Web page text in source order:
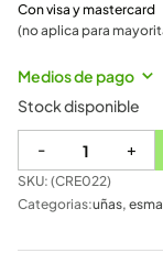
Con visa y mastercard
(no aplica para
Medios de pago
Stock disponible
- +
SKU: (CRE022)
Categorias:uñas,